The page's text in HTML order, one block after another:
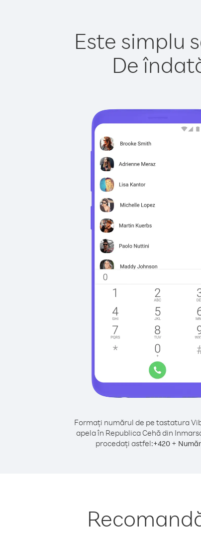
Este simplu
De
Formați numărul de pe tastatura
apela în Republica Cehă din
procedați astfel:+420 +